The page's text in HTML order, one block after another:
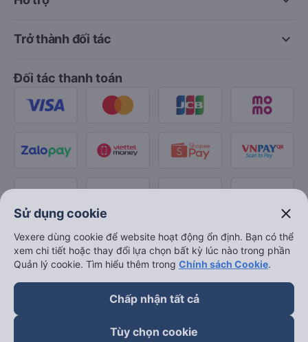
keyboard_arrow_down
Trở thành đối tác
Đối tác thanh toán
Sử dụng cookie close
Vexere dùng cookie để website hoạt động ổn định. Bạn có thể
xem chi tiết hoặc thay đổi lựa chọn bất kỳ lúc nào trong phần
Quản lý cookie. Tìm hiểu thêm trong Chính sách Cookie.
Chấp nhận tất cả
Tùy chọn cookie